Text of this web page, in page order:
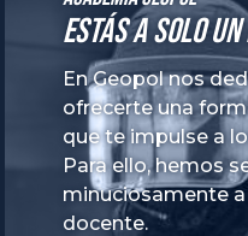
Estás a solo un
En Geopol nos
ofrecerte una
que te impulse a
Para ello, hemos
minuciosamente
docente.